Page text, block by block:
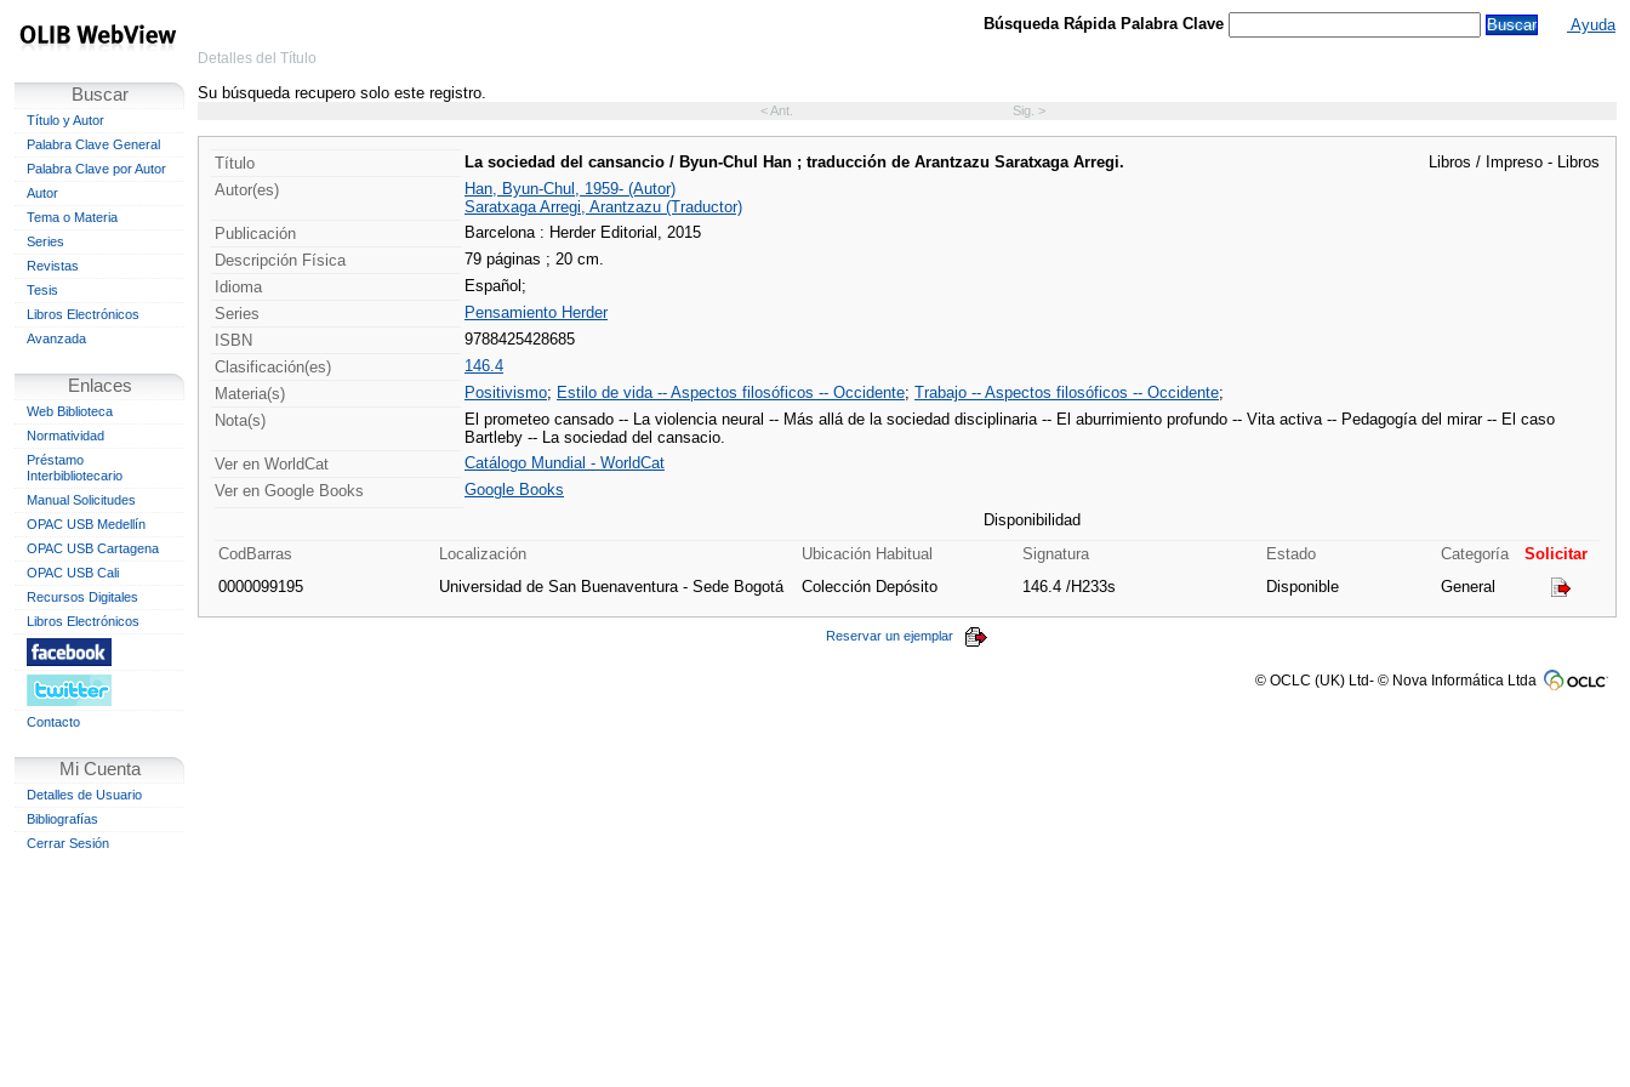
Buscar
Título y Autor
Palabra Clave General
Palabra Clave por Autor
Autor
Tema o Materia
Series
Revistas
Tesis
Libros Electrónicos
Avanzada
Enlaces
Web Biblioteca
Normatividad
Préstamo
Interbibliotecario
Manual Solicitudes
OPAC USB Medellín
OPAC USB Cartagena
OPAC USB Cali
Recursos Digitales
Libros Electrónicos
Contacto
Mi Cuenta
Detalles de Usuario
Bibliografías
Cerrar Sesión
Búsqueda Rápida Palabra Clave Ayuda
Detalles del Título
Su búsqueda recupero solo este registro.
< Ant. Sig. >
Título La sociedad del cansancio / Byun-Chul Han ; traducción de Arantzazu Saratxaga Arregi.
Libros / Impreso - Libros
Autor(es)
Han, Byun-Chul, 1959- (Autor)
Saratxaga Arregi, Arantzazu (Traductor)
Publicación
Barcelona : Herder Editorial, 2015
Descripción Física
79 páginas ; 20 cm.
Idioma
Español;
Series
Pensamiento Herder
ISBN
9788425428685
Clasificación(es)
146.4
Materia(s)
Positivismo; Estilo de vida -- Aspectos filosóficos -- Occidente; Trabajo -- Aspectos filosóficos -- Occidente;
Nota(s)
El prometeo cansado -- La violencia neural -- Más allá de la sociedad disciplinaria -- El aburrimiento profundo -- Vita activa -- Pedagogía del mirar -- El caso
Bartleby -- La sociedad del cansacio.
Ver en WorldCat
Catálogo Mundial - WorldCat
Ver en Google Books
Google Books
Disponibilidad
CodBarras
Localización Ubicación Habitual Signatura Estado Categoría
Solicitar
0000099195
Universidad de San Buenaventura - Sede Bogotá Colección Depósito 146.4 /H233s Disponible General
Reservar un ejemplar
© OCLC (UK) Ltd- © Nova Informática Ltda